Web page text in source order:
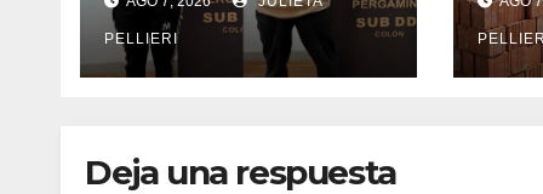
ESCÁNDALO POR
LA DETENCIÓN DE
UNA PAREJA DE
PELLIERI
EL
Deja una respuesta